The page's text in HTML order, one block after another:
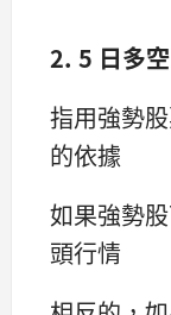
2. 5 日多
指用強勢
的依據
如果強勢
頭行情